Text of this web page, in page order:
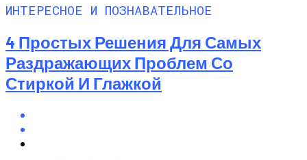
ИНТЕРЕСНОЕ И ПОЗНАВАТЕЛЬНОЕ
4 Простых Решения Для Самых
Раздражающих Проблем Со
Стиркой И Глажкой